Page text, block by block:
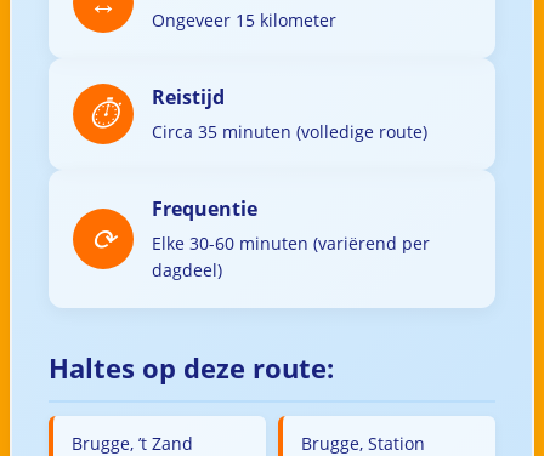
Ongeveer 15 kilometer
Reistijd
Circa 35 minuten (volledige route)
Frequentie
Elke 30-60 minuten (variërend per
dagdeel)
Haltes op deze route:
Brugge, ’t Zand
Brugge, Station